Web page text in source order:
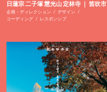
日蓮宗 二子塚 慧光山 定林寺 ｜ 笛吹市
企画・ディレクション
デザイン
コーディング
レスポンシブ